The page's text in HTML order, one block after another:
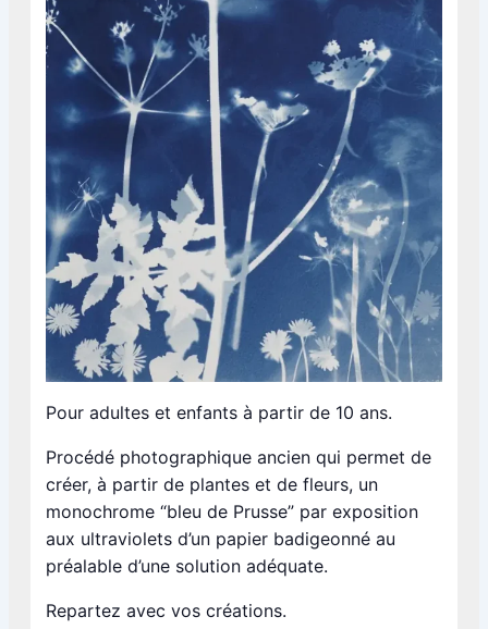
Pour adultes et enfants à partir de 10 ans.
Procédé photographique ancien qui permet de
créer, à partir de plantes et de fleurs, un
monochrome “bleu de Prusse” par exposition
aux ultraviolets d’un papier badigeonné au
préalable d’une solution adéquate.
Repartez avec vos créations.